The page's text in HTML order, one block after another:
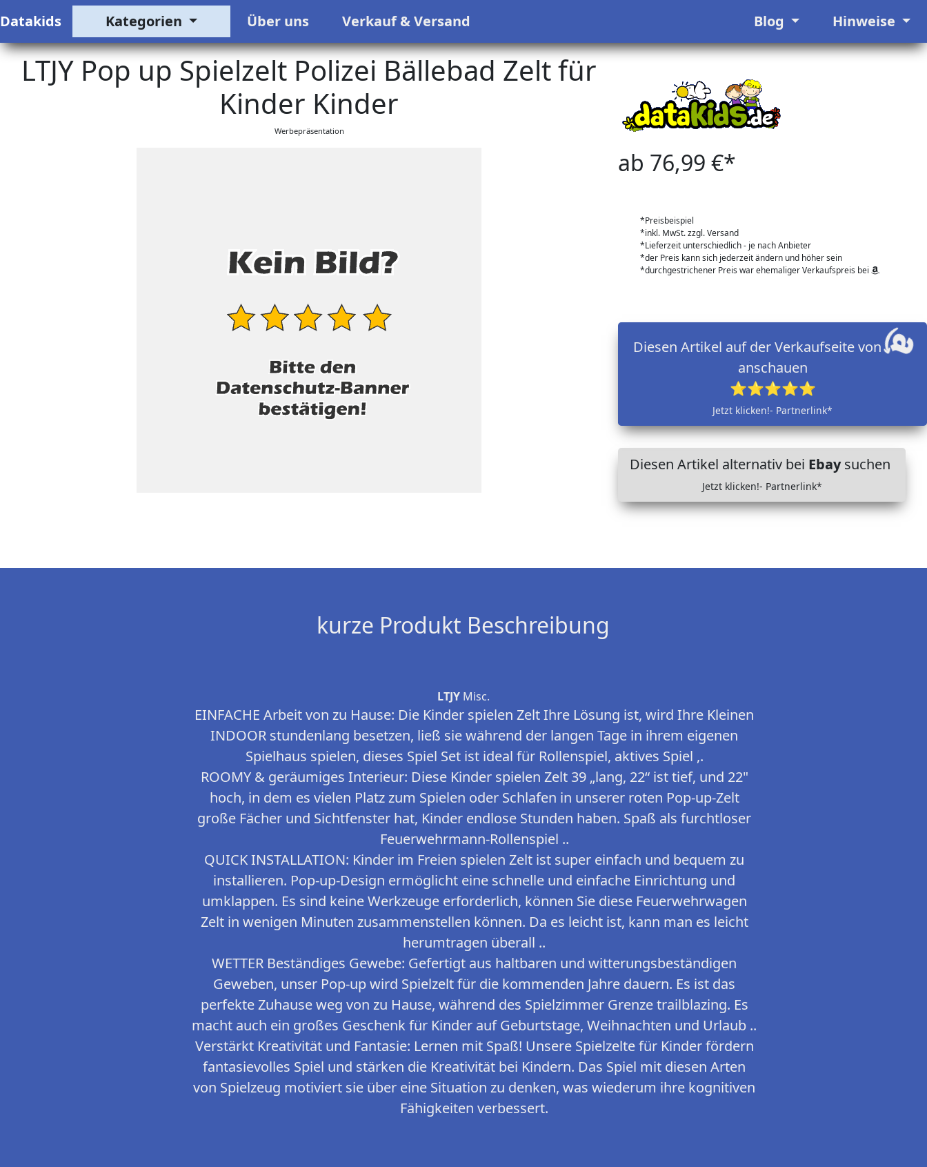
Datakids Kategorien Über uns Verkauf & Versand Blog Hinweise
LTJY Pop up Spielzelt Polizei Bällebad Zelt für
Kinder Kinder
Werbepräsentation
ab 76,99 €*
*Preisbeispiel
*inkl. MwSt. zzgl. Versand
*Lieferzeit unterschiedlich - je nach Anbieter
*der Preis kann sich jederzeit ändern und höher sein
*durchgestrichener Preis war ehemaliger Verkaufspreis bei
Diesen Artikel auf der Verkaufseite von
anschauen
⭐⭐⭐⭐⭐
Jetzt klicken!- Partnerlink*
Diesen Artikel alternativ bei Ebaysuchen
Jetzt klicken!- Partnerlink*
kurze Produkt Beschreibung
LTJYMisc.
EINFACHE Arbeit von zu Hause: Die Kinder spielen Zelt Ihre Lösung ist, wird Ihre Kleinen
INDOOR stundenlang besetzen, ließ sie während der langen Tage in ihrem eigenen
Spielhaus spielen, dieses Spiel Set ist ideal für Rollenspiel, aktives Spiel ,.
ROOMY & geräumiges Interieur: Diese Kinder spielen Zelt 39 „lang, 22“ ist tief, und 22"
hoch, in dem es vielen Platz zum Spielen oder Schlafen in unserer roten Pop-up-Zelt
große Fächer und Sichtfenster hat, Kinder endlose Stunden haben. Spaß als furchtloser
Feuerwehrmann-Rollenspiel ..
QUICK INSTALLATION: Kinder im Freien spielen Zelt ist super einfach und bequem zu
installieren. Pop-up-Design ermöglicht eine schnelle und einfache Einrichtung und
umklappen. Es sind keine Werkzeuge erforderlich, können Sie diese Feuerwehrwagen
Zelt in wenigen Minuten zusammenstellen können. Da es leicht ist, kann man es leicht
herumtragen überall ..
WETTER Beständiges Gewebe: Gefertigt aus haltbaren und witterungsbeständigen
Geweben, unser Pop-up wird Spielzelt für die kommenden Jahre dauern. Es ist das
perfekte Zuhause weg von zu Hause, während des Spielzimmer Grenze trailblazing. Es
macht auch ein großes Geschenk für Kinder auf Geburtstage, Weihnachten und Urlaub ..
Verstärkt Kreativität und Fantasie: Lernen mit Spaß! Unsere Spielzelte für Kinder fördern
fantasievolles Spiel und stärken die Kreativität bei Kindern. Das Spiel mit diesen Arten
von Spielzeug motiviert sie über eine Situation zu denken, was wiederum ihre kognitiven
Fähigkeiten verbessert.